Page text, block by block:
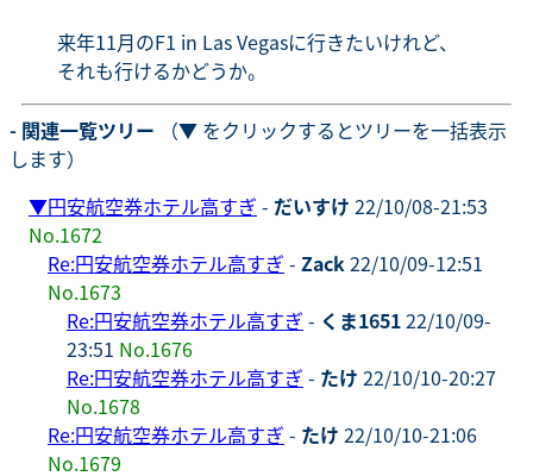
来年11月のF1 in Las Vegasに行きたいけれど、
それも行けるかどうか。
- 関連一覧ツリー （▼ をクリックするとツリーを一括表示
します）
▼円安航空券ホテル高すぎ - だいすけ 22/10/08-21:53
No.1672
Re:円安航空券ホテル高すぎ - Zack22/10/09-12:51
No.1673
Re:円安航空券ホテル高すぎ - くま165122/10/09-
23:51 No.1676
Re:円安航空券ホテル高すぎ - たけ 22/10/10-20:27
No.1678
Re:円安航空券ホテル高すぎ - たけ 22/10/10-21:06
No.1679